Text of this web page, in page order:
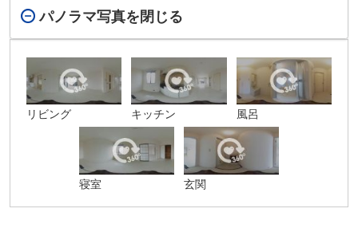
パノラマ写真を閉じる
リビング キッチン 風呂
寝室 玄関